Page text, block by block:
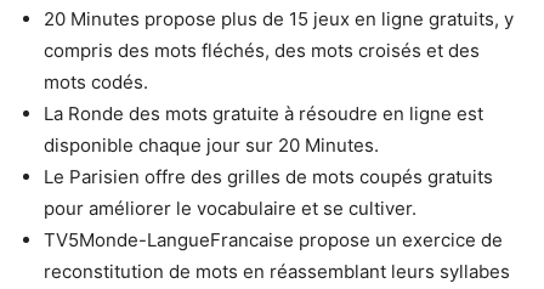
20 Minutes propose plus de 15 jeux en ligne gratuits, y
compris des mots fléchés, des mots croisés et des
mots codés.
La Ronde des mots gratuite à résoudre en ligne est
disponible chaque jour sur 20 Minutes.
Le Parisien offre des grilles de mots coupés gratuits
pour améliorer le vocabulaire et se cultiver.
TV5Monde-LangueFrancaise propose un exercice de
reconstitution de mots en réassemblant leurs syllabes